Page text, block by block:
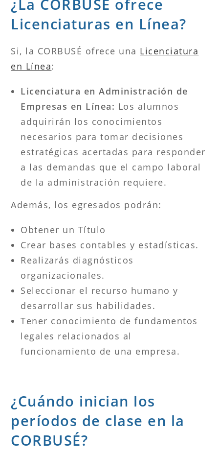
¿La CORBUSÉ ofrece
Licenciaturas en Línea?
Si, la CORBUSÉ ofrece una Licenciatura
en Línea:
Licenciatura en Administración de
Empresas en Línea: Los alumnos
adquirirán los conocimientos
necesarios para tomar decisiones
estratégicas acertadas para responder
a las demandas que el campo laboral
de la administración requiere.
Además, los egresados podrán:
Obtener un Título
Crear bases contables y estadísticas.
Realizarás diagnósticos
organizacionales.
Seleccionar el recurso humano y
desarrollar sus habilidades.
Tener conocimiento de fundamentos
legales relacionados al
funcionamiento de una empresa.
¿Cuándo inician los
períodos de clase en la
CORBUSÉ?